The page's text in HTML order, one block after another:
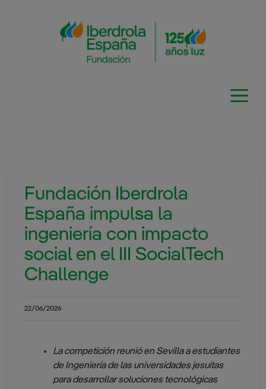
Fundación Iberdrola
España impulsa la
ingeniería con impacto
social en el III SocialTech
Challenge
22/06/2026
La competición reunió en Sevilla a estudiantes
de Ingeniería de las universidades jesuitas
para desarrollar soluciones tecnológicas